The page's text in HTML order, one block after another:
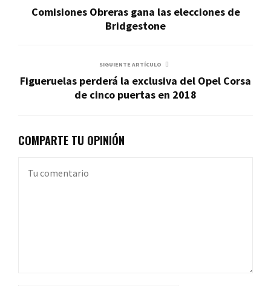
Comisiones Obreras gana las elecciones de
Bridgestone
SIGUIENTE ARTÍCULO
Figueruelas perderá la exclusiva del Opel Corsa
de cinco puertas en 2018
COMPARTE TU OPINIÓN